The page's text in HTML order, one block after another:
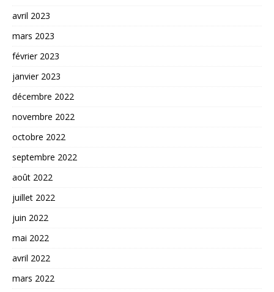
avril 2023
mars 2023
février 2023
janvier 2023
décembre 2022
novembre 2022
octobre 2022
septembre 2022
août 2022
juillet 2022
juin 2022
mai 2022
avril 2022
mars 2022